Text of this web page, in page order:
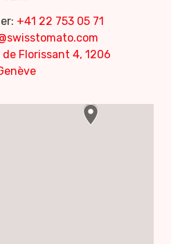
+41 22 753 05 71
de Florissant 4, 1206